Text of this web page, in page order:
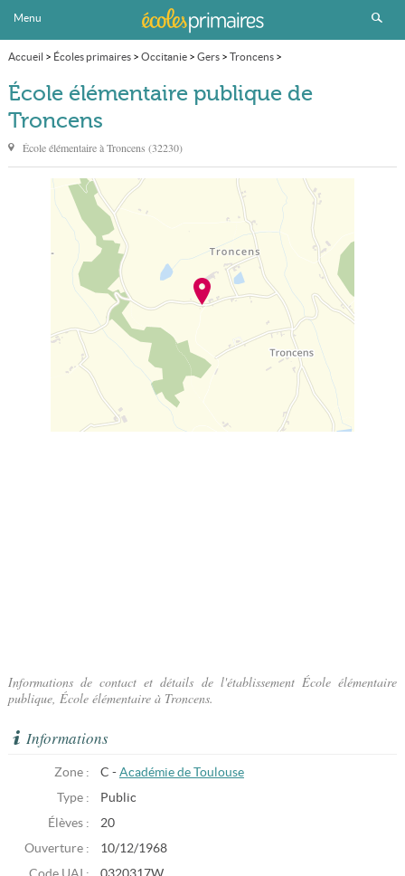
Menu
Accueil > Écoles primaires> Occitanie> Gers> Troncens>
École élémentaire publique
École élémentaire publique de
Troncens
École élémentaire àTroncens (32230)
Informations de contact et détails de l'établissement École élémentaire
publique, École élémentaire à Troncens.
Informations
Zone : C - Académie de Toulouse
Type :
Public
Élèves :
20
Ouverture :
10/12/1968